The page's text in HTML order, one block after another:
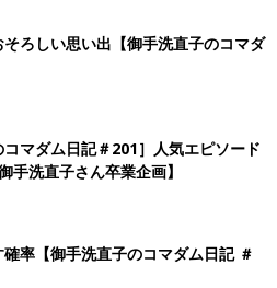
につっこみが止まらない育児日
ン）など。たまひよのサイトで、
そろしい思い出【御手洗直子のコマダ
コマダム日記＃201］人気エピソード
手洗直子さん卒業企画】
率【御手洗直子のコマダム日記 ＃